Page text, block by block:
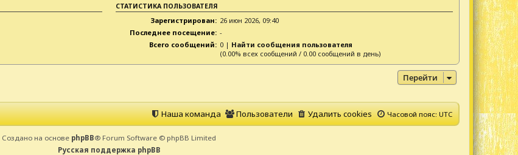
СТАТИСТИКА ПОЛЬЗОВАТЕЛЯ
Зарегистрирован: 26 июн 2026, 09:40
Последнее посещение: -
Всего сообщений: 0 | Найти сообщения пользователя
(0.00% всех сообщений / 0.00 сообщений в день)
Перейти
Часовой пояс:UTC
Удалить cookies
Пользователи
Наша команда
Создано на основе phpBB® Forum Software © phpBB Limited
Русская поддержка phpBB